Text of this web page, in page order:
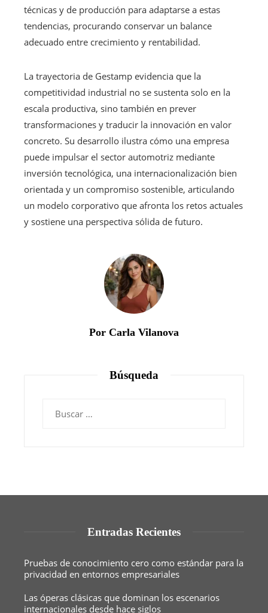
técnicas y de producción para adaptarse a estas
tendencias, procurando conservar un balance
adecuado entre crecimiento y rentabilidad.
La trayectoria de Gestamp evidencia que la
competitividad industrial no se sustenta solo en la
escala productiva, sino también en prever
transformaciones y traducir la innovación en valor
concreto. Su desarrollo ilustra cómo una empresa
puede impulsar el sector automotriz mediante
inversión tecnológica, una internacionalización bien
orientada y un compromiso sostenible, articulando
un modelo corporativo que afronta los retos actuales
y sostiene una perspectiva sólida de futuro.
Por Carla Vilanova
Búsqueda
Entradas Recientes
Pruebas de conocimiento cero como estándar para la
privacidad en entornos empresariales
Las óperas clásicas que dominan los escenarios
internacionales desde hace siglos